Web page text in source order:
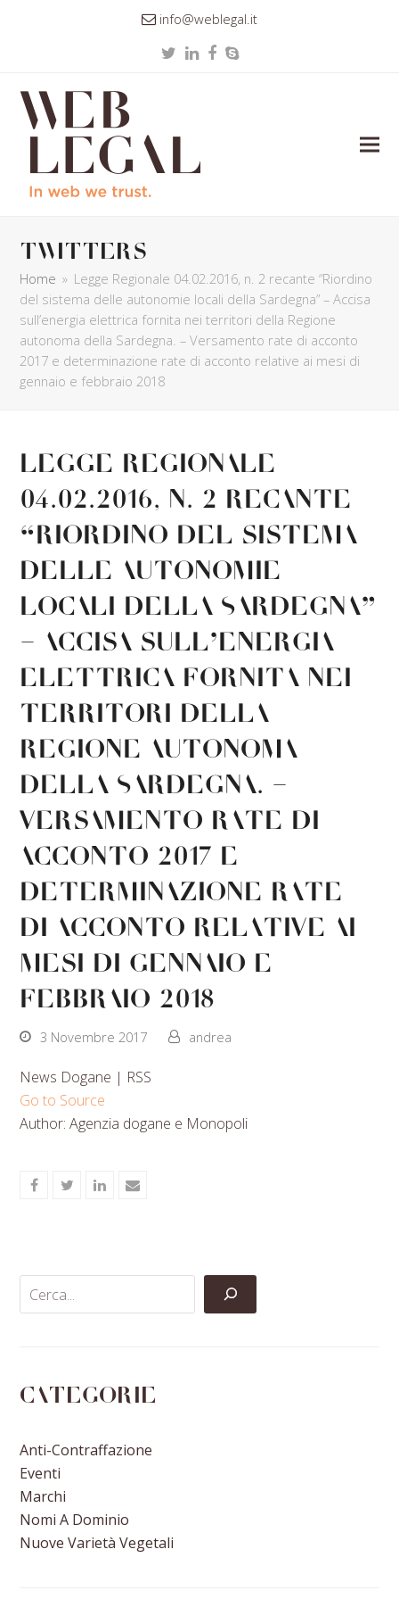
info@weblegal.it
TwitterLinkedIn
Facebook
Skype
twitters
Home » Legge Regionale 04.02.2016, n. 2 recante “Riordino
del sistema delle autonomie locali della Sardegna” – Accisa
sull’energia elettrica fornita nei territori della Regione
autonoma della Sardegna. – Versamento rate di acconto
2017 e determinazione rate di acconto relative ai mesi di
gennaio e febbraio 2018
Legge Regionale
04.02.2016, n. 2 recante
“Riordino del sistema
delle autonomie
locali della Sardegna”
– Accisa sull’energia
elettrica fornita nei
territori della
Regione autonoma
della Sardegna. –
Versamento rate di
acconto 2017 e
determinazione rate
di acconto relative ai
mesi di gennaio e
febbraio 2018
3 Novembre 2017 andrea
News Dogane | RSS
Go to Source
Author: Agenzia dogane e Monopoli
ShareShareShareShare
Categorie
Anti-Contraffazione
Eventi
Marchi
Nomi A Dominio
Nuove Varietà Vegetali